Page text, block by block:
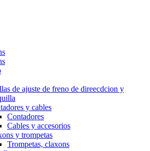
de ajuste de freno de direecdcion y
y cables
Contadores
Cables y accesorios
y trompetas
Trompetas, claxons